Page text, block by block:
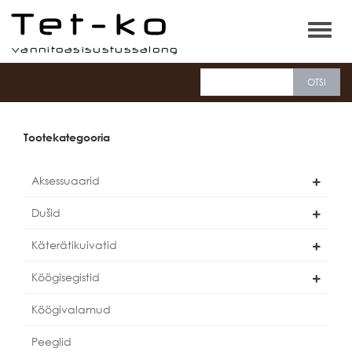
Tet-ko
Tootekategooria
Aksessuaarid
Dušid
Käterätikuivatid
Köögisegistid
Köögivalamud
Peeglid